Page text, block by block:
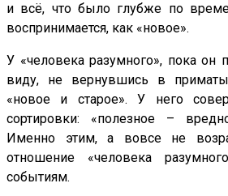
и всё, что было глубже по
воспринимается, как «новое».
У «человека разумного», пока он
виду, не вернувшись в
«новое и старое». У него
сортировки: «полезное –
Именно этим, а вовсе не
отношение «человека
событиям.